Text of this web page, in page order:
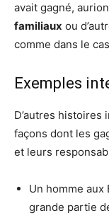
avait gagné,
familiaux ou
comme dans le
Exemples
D’autres
façons dont les
et leurs
Un homme
grande partie